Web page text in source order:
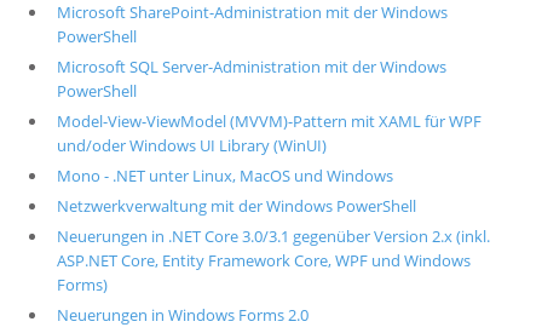
Microsoft SharePoint-Administration mit der Windows
PowerShell
Microsoft SQL Server-Administration mit der Windows
PowerShell
Model-View-ViewModel (MVVM)-Pattern mit XAML für WPF
und/oder Windows UI Library (WinUI)
Mono - .NET unter Linux, MacOS und Windows
Netzwerkverwaltung mit der Windows PowerShell
Neuerungen in .NET Core 3.0/3.1 gegenüber Version 2.x (inkl.
ASP.NET Core, Entity Framework Core, WPF und Windows
Forms)
Neuerungen in Windows Forms 2.0